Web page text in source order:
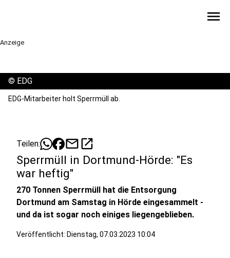
menu
Anzeige
© EDG
EDG-Mitarbeiter holt Sperrmüll ab.
Teilen: mailopen_in_new
Sperrmüll in Dortmund-Hörde: "Es
war heftig"
270 Tonnen Sperrmüll hat die Entsorgung
Dortmund am Samstag in Hörde eingesammelt -
und da ist sogar noch einiges liegengeblieben.
Veröffentlicht: Dienstag, 07.03.2023 10:04